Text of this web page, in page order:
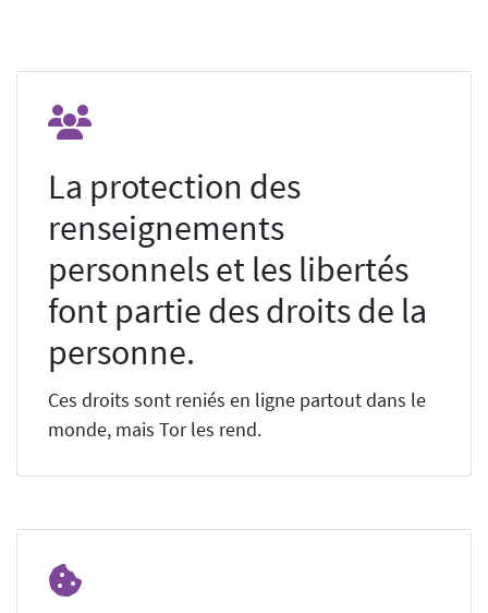
La protection des
renseignements
personnels et les libertés
font partie des droits de la
personne.
Ces droits sont reniés en ligne partout dans le
monde, mais Tor les rend.